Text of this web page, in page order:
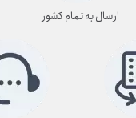
ارسال به تمام کشور